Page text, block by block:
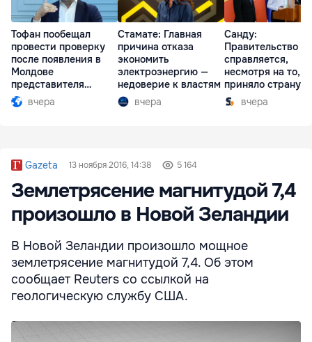
Тофан пообещал
провести проверку
после появления в
Молдове
представителя
Южной Осетии
вчера
Стамате: Главная
причина отказа
экономить
электроэнергию —
недоверие к властям
вчера
Санду:
Правительство
справляется,
несмотря на то,
приняло страну в
разгар кризиса
вчера
Gazeta 13 ноября 2016, 14:38 5 164
Землетрясение магнитудой 7,4
произошло в Новой Зеландии
В Новой Зеландии произошло мощное
землетрясение магнитудой 7,4. Об этом
сообщает Reuters со ссылкой на
геологическую службу США.